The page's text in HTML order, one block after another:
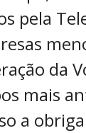
pela
da
mais
a